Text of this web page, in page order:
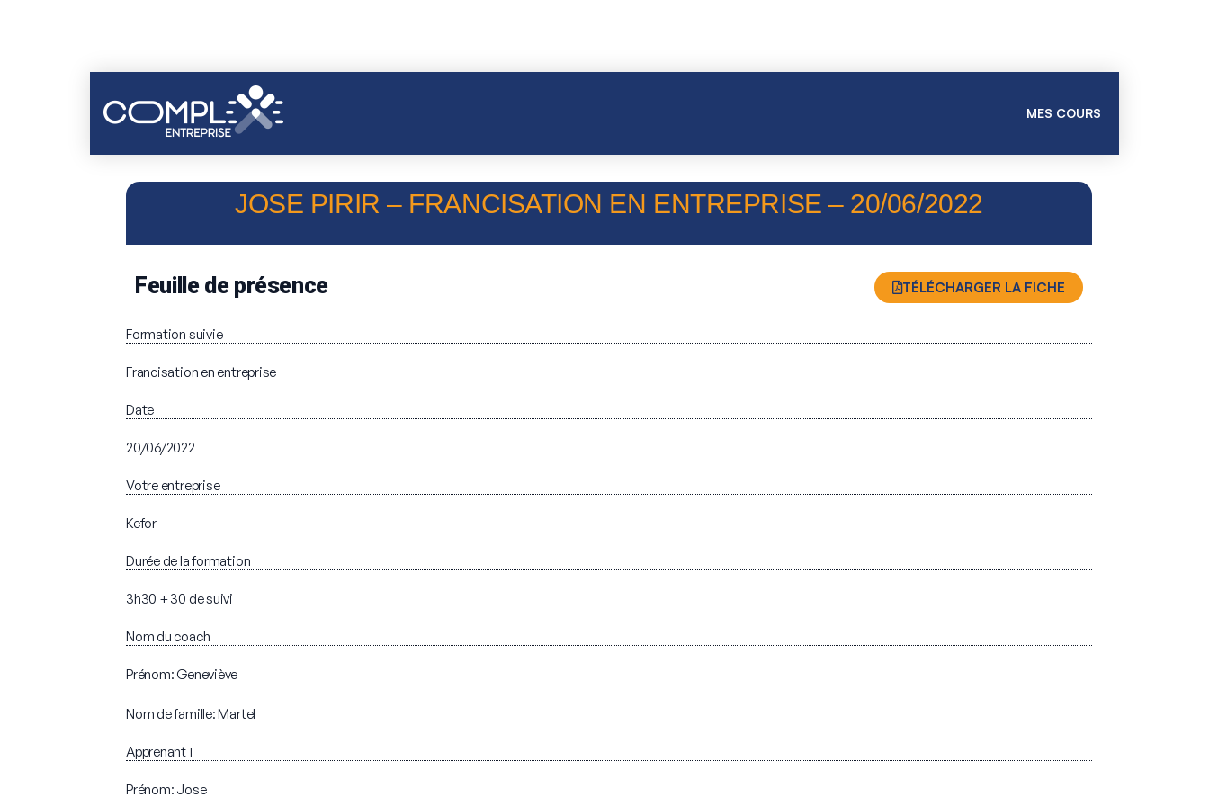
MES COURS
JOSE PIRIR – FRANCISATION EN ENTREPRISE – 20/06/2022
Feuille de présence TÉLÉCHARGER LA FICHE
Formation suivie
Francisation en entreprise
Date
20/06/2022
Votre entreprise
Kefor
Durée de la formation
3h30 + 30 de suivi
Nom du coach
Prénom: Geneviève
Nom de famille: Martel
Apprenant 1
Prénom: Jose